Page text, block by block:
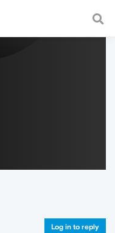
a fast and
Log in to reply